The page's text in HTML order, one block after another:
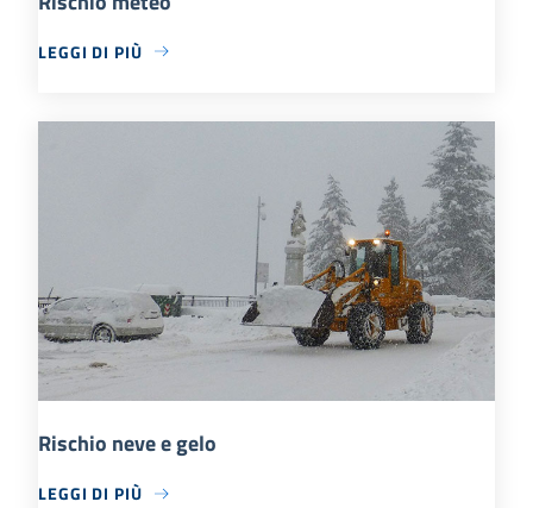
LEGGI DI PIÙ
Rischio neve e gelo
LEGGI DI PIÙ